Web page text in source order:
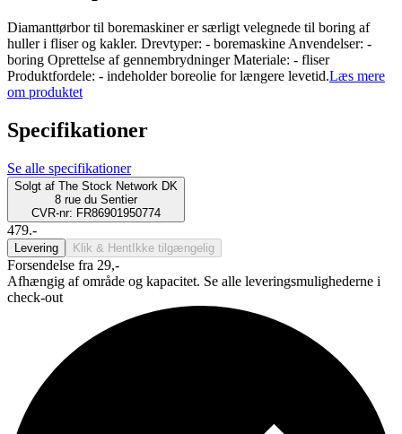
Diamanttørbor til boremaskiner er særligt velegnede til boring af
huller i fliser og kakler. Drevtyper: - boremaskine Anvendelser: -
boring Oprettelse af gennembrydninger Materiale: - fliser
Produktfordele: - indeholder boreolie for længere levetid.Læs mere
om produktet
Specifikationer
Se alle specifikationer
Solgt af The Stock Network DK
8 rue du Sentier
CVR-nr: FR86901950774
479.-
Levering Klik & Hent Ikke tilgængelig
Forsendelse fra 29,-
Afhængig af område og kapacitet. Se alle leveringsmulighederne i
check-out